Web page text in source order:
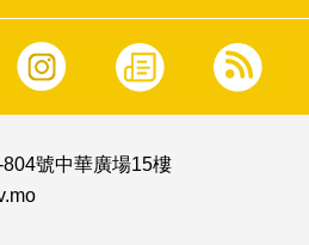
號中華廣場15樓